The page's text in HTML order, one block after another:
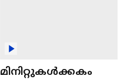
മിനിറ്റുകൾക്കകം